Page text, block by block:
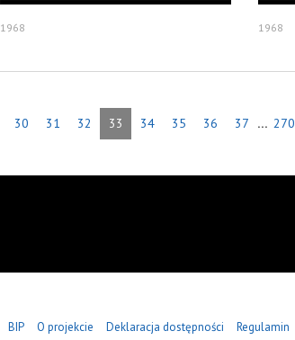
1968 1968
30 31 32 33 34 35 36 37 ... 270
BIP O projekcie Deklaracja dostępności Regulamin